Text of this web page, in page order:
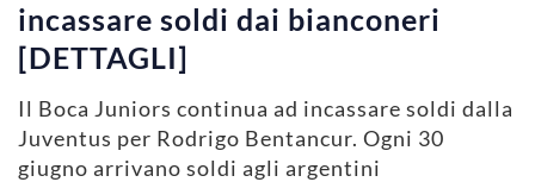
incassare soldi dai bianconeri
[DETTAGLI]
Il Boca Juniors continua ad incassare soldi dalla
Juventus per Rodrigo Bentancur. Ogni 30
giugno arrivano soldi agli argentini